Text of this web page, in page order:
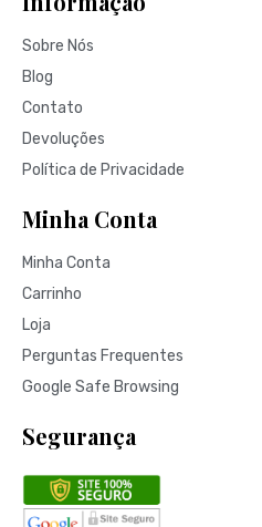
Sobre Nós
Blog
Contato
Devoluções
Política de Privacidade
Minha Conta
Minha Conta
Carrinho
Loja
Perguntas Frequentes
Google Safe Browsing
Segurança